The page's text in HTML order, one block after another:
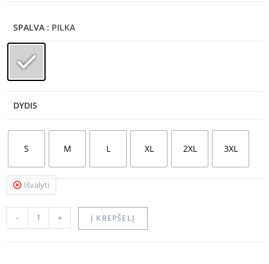
SPALVA : PILKA
DYDIS
S M L XL 2XL 3XL
Išvalyti
- + Į KREPŠELĮ